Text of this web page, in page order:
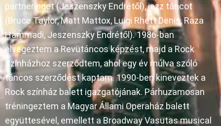
partneringet (Jeszenszky Endrétől), jazz táncot
(Bruce Taylor, Matt Mattox, Luigi Rhett Denis, Raza
Hammadi, Jeszenszky Endrétől). 1986-ban
elvégeztem a Revütáncos képzést, majd a Rock
Színházhoz szerződtem, ahol egy év múlva szóló
táncos szerződést kaptam. 1990-ben kineveztek a
Rock színház balett igazgatójának. Párhuzamosan
tréningeztem a Magyar Állami Operaház balett
együttesével, emellett a Broadway Vasutas musical